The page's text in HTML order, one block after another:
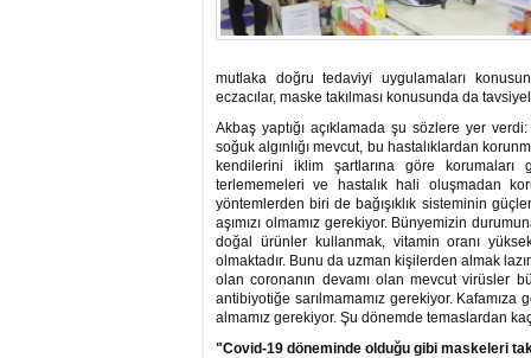
mutlaka doğru tedaviyi uygulamaları
eczacılar, maske takılması konusunda da
Akbaş yaptığı açıklamada şu sözlere yer
soğuk algınlığı mevcut, bu hastalıklardan
kendilerini iklim şartlarına göre korumaları
terlememeleri ve hastalık hali oluşmadan
yöntemlerden biri de bağışıklık sisteminin
aşımızı olmamız gerekiyor. Bünyemizin
doğal ürünler kullanmak, vitamin oranı
olmaktadır. Bunu da uzman kişilerden almak
olan coronanın devamı olan mevcut virüsler
antibiyotiğe sarılmamamız gerekiyor.
almamız gerekiyor. Şu dönemde temaslardan
"Covid-19 döneminde olduğu gibi maskeleri